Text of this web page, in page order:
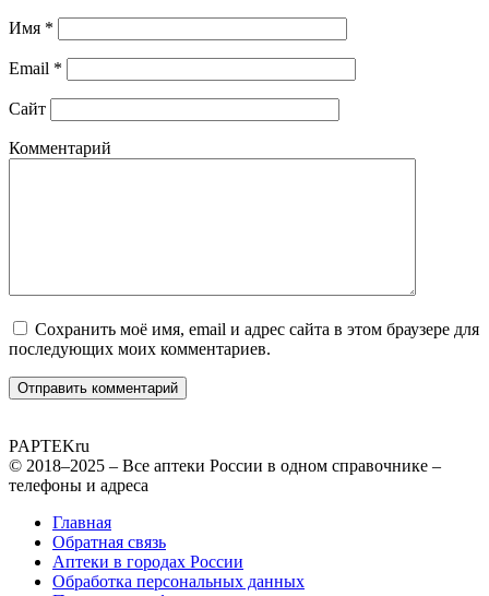
Имя *
Email *
Сайт
Комментарий
Сохранить моё имя, email и адрес сайта в этом браузере для
последующих моих комментариев.
PAPTEKru
© 2018–2025 – Все аптеки России в одном справочнике –
телефоны и адреса
Главная
Обратная связь
Аптеки в городах России
Обработка персональных данных